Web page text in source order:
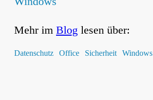
Mehr im Blog lesen über:
Datenschutz Office Sicherheit Windows